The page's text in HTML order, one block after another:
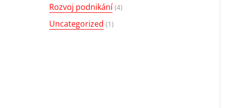
Rozvoj podnikání (4)
Uncategorized (1)